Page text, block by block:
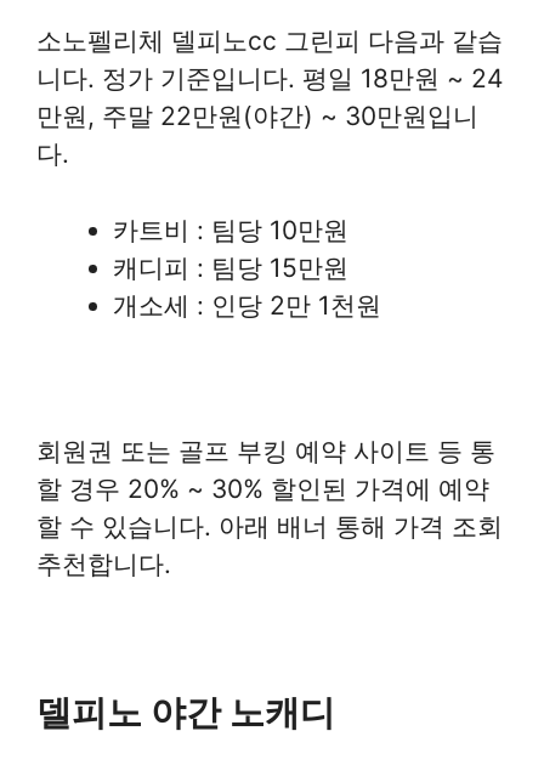
소노펠리체 델피노cc 그린피 다음과 같습
니다. 정가 기준입니다. 평일 18만원 ~ 24
만원, 주말 22만원(야간) ~ 30만원입니
다.
카트비 : 팀당 10만원
캐디피 : 팀당 15만원
개소세 : 인당 2만 1천원
회원권 또는 골프 부킹 예약 사이트 등 통
할 경우 20% ~ 30% 할인된 가격에 예약
할 수 있습니다. 아래 배너 통해 가격 조회
추천합니다.
델피노 야간 노캐디